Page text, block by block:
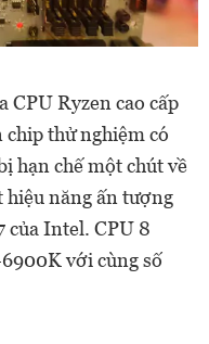
CPU Ryzen cao cấp
chip thử nghiệm có
hạn chế một chút về
hiệu năng ấn tượng
của Intel. CPU 8
với cùng số